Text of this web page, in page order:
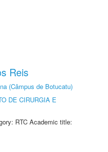
Reis
(Câmpus de Botucatu)
DE CIRURGIA E
RTC Academic title: